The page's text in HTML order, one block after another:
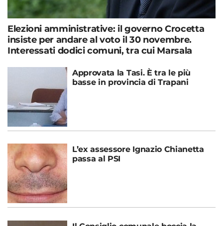
Elezioni amministrative: il governo Crocetta
insiste per andare al voto il 30 novembre.
Interessati dodici comuni, tra cui Marsala
Approvata la Tasi. È tra le più
basse in provincia di Trapani
L’ex assessore Ignazio Chianetta
passa al PSI